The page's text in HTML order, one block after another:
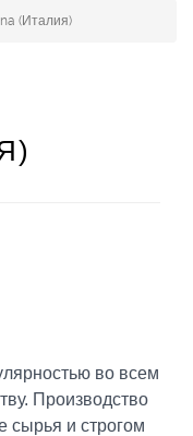
(Италия)
во всем
Производство
сырья и строгом